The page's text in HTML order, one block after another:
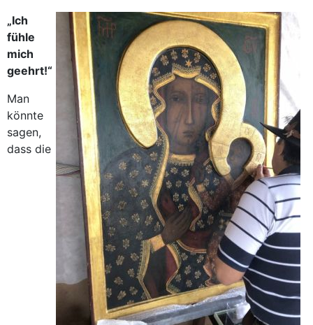
„Ich
fühle
mich
geehrt!“
Man
könnte
sagen,
dass die